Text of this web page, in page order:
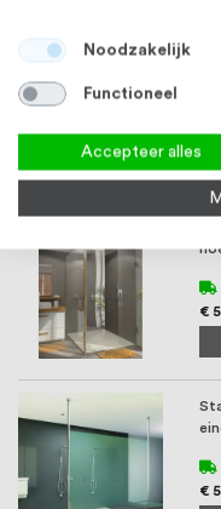
€
€
€
Noodzakelijk
Functioneel
Accepteer alles